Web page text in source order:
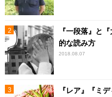
『一段落』と
的な読み方
2018.08.07
『レア』『ミ